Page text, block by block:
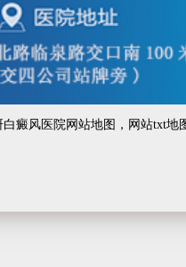
癜风医院网站地图 ， 网站txt地